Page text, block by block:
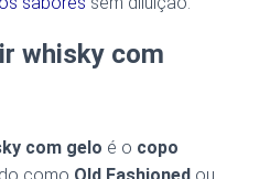
whisky com
com gelo é o copo